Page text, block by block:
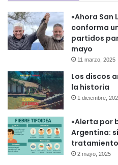
«Ahora San
conforma
partidos
mayo
11 marzo, 2025
Los discos
la historia
1 diciembre,
«Alerta por
Argentina:
2 mayo, 2025